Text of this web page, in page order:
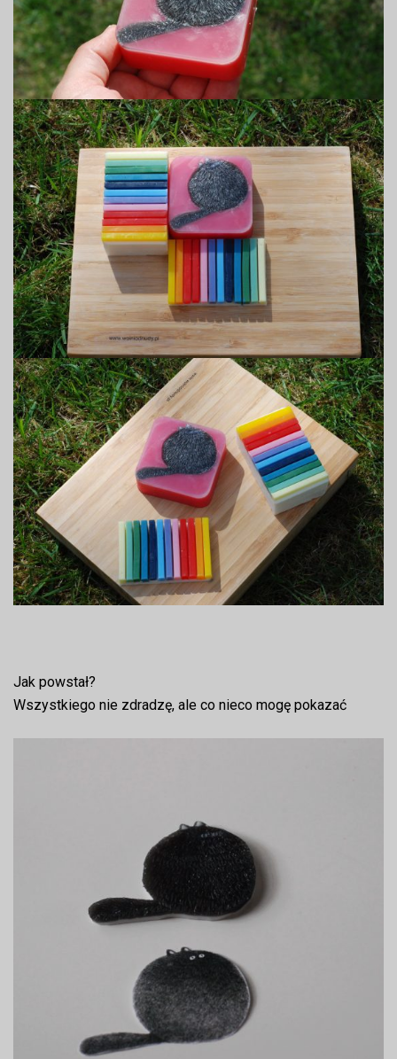
Jak powstał?
Wszystkiego nie zdradzę, ale co nieco mogę pokazać